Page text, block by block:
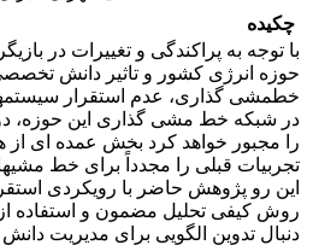
چکیده
با توجه به پراکندگی و تغییرات در
حوزه انرژی کشور و تاثیر دانش
خطمشی گذاری، عدم استقرار
در شبکه خط مشی گذاری این حوزه،
را مجبور خواهد کرد بخش عمده ای از
تجربیات قبلی را مجدداً برای خط
این رو پژوهش حاضر با رویکردی
دنبال تدوین الگویی برای مدیریت